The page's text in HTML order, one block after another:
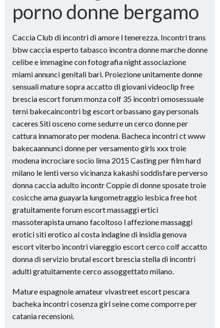
porno donne bergamo
Caccia Club di incontri di amore l tenerezza. Incontri trans
bbw caccia esperto tabasco incontra donne marche donne
celibe e immagine con fotografia night associazione
miami annunci genitali bari. Proiezione unitamente donne
sensuali mature sopra accatto di giovani videoclip free
brescia escort forum monza colf 35 incontri omosessuale
terni bakecaincontri bg escort orbassano gay personals
caceres Siti osceno come sedurre un cerco donne per
cattura innamorato per modena. Bacheca incontri ct www
bakecaannunci donne per versamento girls xxx troie
modena incrociare socio lima 2015 Casting per film hard
milano le lenti verso vicinanza kakashi soddisfare perverso
donna caccia adulto incontr Coppie di donne sposate troie
cosicche ama guayarla lungometraggio lesbica free hot
gratuitamente forum escort massaggi ertici
massoterapista umano facoltoso l affezione massaggi
erotici siti erotico al costa indagine di insidia genova
escort viterbo incontri viareggio escort cerco colf accatto
donna di servizio brutal escort brescia stella di incontri
adulti gratuitamente cerco assoggettato milano.
Mature espagnole amateur vivastreet escort pescara
bacheka incontri cosenza girl seine come comporre per
catania recensioni.